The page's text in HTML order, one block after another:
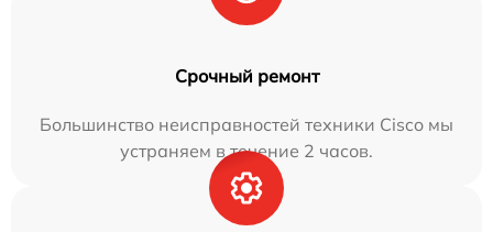
Срочный ремонт
Большинство неисправностей техники Cisco мы
устраняем в течение 2 часов.